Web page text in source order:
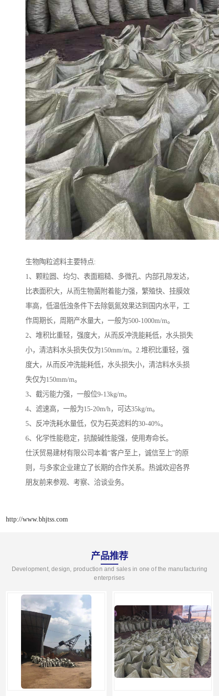
生物陶粒滤料主要特点:
1、颗粒圆、均匀、表面粗糙、多微孔、内部孔隙发达，
比表面积大，从而生物菌附着能力强，繁殖快、挂膜效
率高，低温低浊条件下去除氨氮效果达到国内水平，工
作周期长，周期产水量大，一般为500-1000m/m。
2、堆积比重轻，强度大，从而反冲洗能耗低，水头损失
小，清洁料水头损失仅为150mm/m。2.堆积比重轻，强
度大，从而反冲洗能耗低，水头损失小，清洁料水头损
失仅为150mm/m。
3、截污能力强，一般位9-13kg/m。
4、滤速高，一般为15-20m/h，可达35kg/m。
5、反冲洗耗水量低，仅为石英滤料的30-40%。
6、化学性能稳定，抗酸碱性能强，使用寿命长。
仕沃贸易建材有限公司本着“客户至上，诚信至上”的原
则，与多家企业建立了长期的合作关系。热诚欢迎各界
朋友前来参观、考察、洽谈业务。
http://www.bhjtss.com
产品推荐
Development, design, production and sales in one of the manufacturing
enterprises